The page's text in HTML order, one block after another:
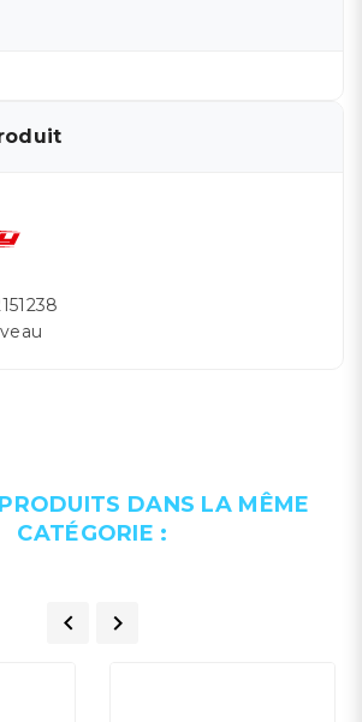
DANS LA MÊME
CATÉGORIE :
 